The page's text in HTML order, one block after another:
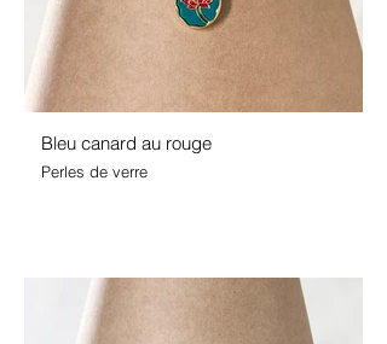
Bleu canard au rouge
Perles de verre